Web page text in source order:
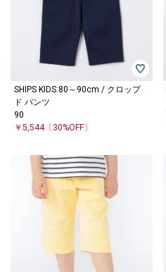
SHIPS KIDS:80～90cm / クロップ
ド パンツ
90
￥5,544〔30%OFF〕